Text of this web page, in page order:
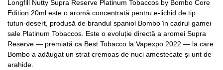
Longfill Nutty Supra Reserve Platinum Tobaccos by Bombo Core
Edition 20ml este o aromă concentrată pentru e-lichid de tip
tutun-desert, produsă de brandul spaniol Bombo în cadrul gamei
sale Platinum Tobaccos. Este o evoluție directă a aromei Supra
Reserve — premiată ca Best Tobacco la Vapexpo 2022 — la care
Bombo a adăugat un strat cremoas de nuci amestecate și unt de
arahide.